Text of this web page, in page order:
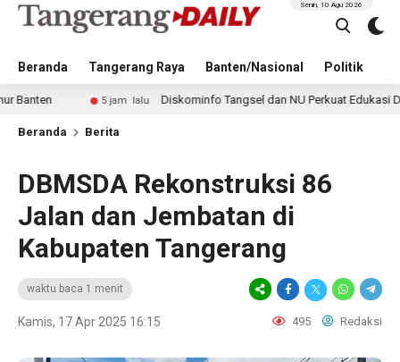
Beranda Tangerang Raya Banten/Nasional Politik
Senin, 10 Agu 2026
5 jam lalu Diskominfo Tangsel dan NU Perkuat Edukasi Digital
Beranda Berita
DBMSDA Rekonstruksi 86
Jalan dan Jembatan di
Kabupaten Tangerang
waktu baca 1 menit
Kamis, 17 Apr 2025 16:15 495 Redaksi